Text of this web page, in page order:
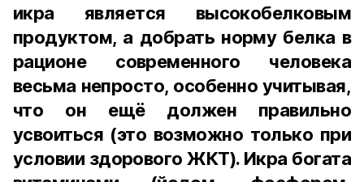
икра является высокобелковым
продуктом, а добрать норму белка в
рационе современного человека
весьма непросто, особенно учитывая,
что он ещё должен правильно
усвоиться (это возможно только при
условии здорового ЖКТ). Икра богата